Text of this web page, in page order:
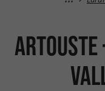
Artouste